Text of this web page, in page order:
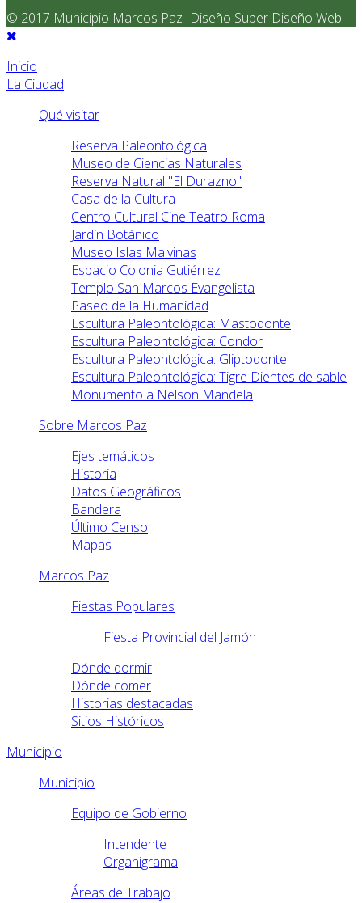
© 2017 Municipio Marcos Paz- Diseño Super Diseño Web
Inicio
La Ciudad
Qué visitar
Reserva Paleontológica
Museo de Ciencias Naturales
Reserva Natural "El Durazno"
Casa de la Cultura
Centro Cultural Cine Teatro Roma
Jardín Botánico
Museo Islas Malvinas
Espacio Colonia Gutiérrez
Templo San Marcos Evangelista
Paseo de la Humanidad
Escultura Paleontológica: Mastodonte
Escultura Paleontológica: Condor
Escultura Paleontológica: Gliptodonte
Escultura Paleontológica: Tigre Dientes de sable
Monumento a Nelson Mandela
Sobre Marcos Paz
Ejes temáticos
Historia
Datos Geográficos
Bandera
Último Censo
Mapas
Marcos Paz
Fiestas Populares
Fiesta Provincial del Jamón
Dónde dormir
Dónde comer
Historias destacadas
Sitios Históricos
Municipio
Municipio
Equipo de Gobierno
Intendente
Organigrama
Áreas de Trabajo